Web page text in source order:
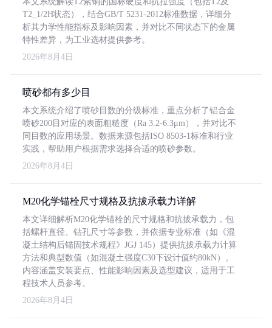
T2_1/2H状态），结合GB/T 5231-2012标准数据，详细分
析其力学性能指标及影响因素，并对比不同状态下的金属
特性差异，为工业选材提供参考。
2026年8月4日
喷砂都有多少目
本文系统介绍了喷砂目数的分级标准，重点分析了铝合金
喷砂200目对应的表面粗糙度（Ra 3.2-6.3μm），并对比不
同目数的应用场景。数据来源包括ISO 8503-1标准和行业
实践，帮助用户根据需求选择合适的喷砂参数。
2026年8月4日
M20化学锚栓尺寸规格及抗拔承载力详解
本文详细解析M20化学锚栓的尺寸规格和抗拔承载力，包
括螺杆直径、钻孔尺寸等参数，并依据专业标准（如《混
凝土结构后锚固技术规程》JGJ 145）提供抗拔承载力计算
方法和典型数值（如混凝土强度C30下设计值约80kN）。
内容涵盖安装要点、性能影响因素及选型建议，适用于工
程技术人员参考。
2026年8月4日